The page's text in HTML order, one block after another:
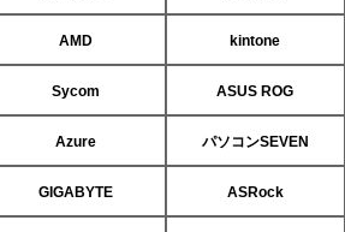
AMD kintone
Sycom ASUS ROG
Azure パソコンSEVEN
GIGABYTE ASRock